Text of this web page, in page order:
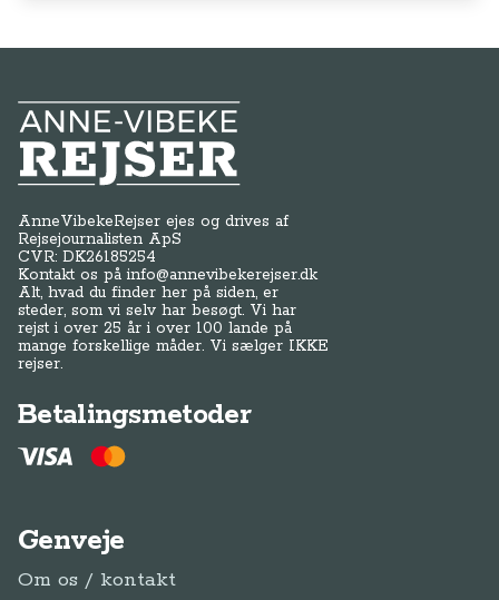
Anne-Vibeke Rejser
AnneVibekeRejser ejes og drives af
Rejsejournalisten ApS
CVR: DK26185254
Kontakt os påinfo@annevibekerejser.dk
Alt, hvad du finder her på siden, er
steder, som vi selv har besøgt. Vi har
rejst i over 25 år i over 100 lande på
mange forskellige måder. Vi sælger IKKE
rejser.
Betalingsmetoder
Genveje
Om os / kontakt